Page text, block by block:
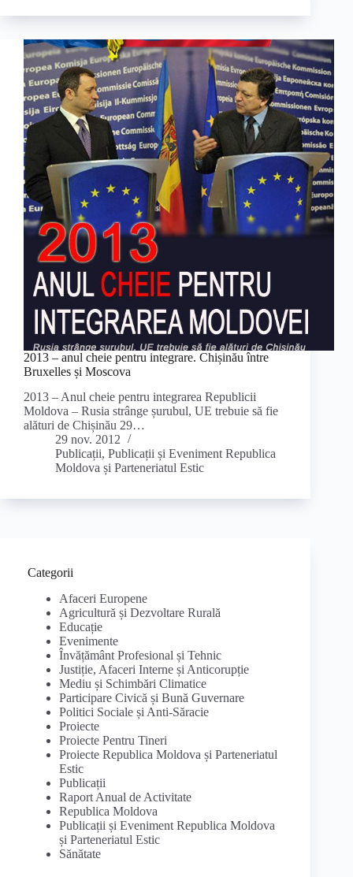
2013 – anul cheie pentru integrare. Chișinău între
Bruxelles și Moscova
2013 – Anul cheie pentru integrarea Republicii
Moldova – Rusia strânge șurubul, UE trebuie să fie
alături de Chișinău 29…
29 nov. 2012
Publicații, Publicații și Eveniment Republica
Moldova și Parteneriatul Estic
Categorii
Afaceri Europene
Agricultură și Dezvoltare Rurală
Educație
Evenimente
Învățământ Profesional și Tehnic
Justiție, Afaceri Interne și Anticorupție
Mediu și Schimbări Climatice
Participare Civică și Bună Guvernare
Politici Sociale și Anti-Săracie
Proiecte
Proiecte Pentru Tineri
Proiecte Republica Moldova și Parteneriatul
Estic
Publicații
Raport Anual de Activitate
Republica Moldova
Publicații și Eveniment Republica Moldova
și Parteneriatul Estic
Sănătate